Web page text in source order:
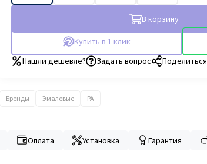
В корзину
Купить в 1 клик
Нашли дешевле?
Задать вопрос Поделиться
Бренды Эмалевые PA
Оплата Установка Гарантия